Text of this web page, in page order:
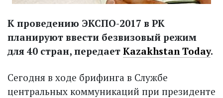
К проведению ЭКСПО-2017 в РК
планируют ввести безвизовый режим
для 40 стран, передает Kazakhstan Today.
Сегодня в ходе брифинга в Службе
центральных коммуникаций при президенте